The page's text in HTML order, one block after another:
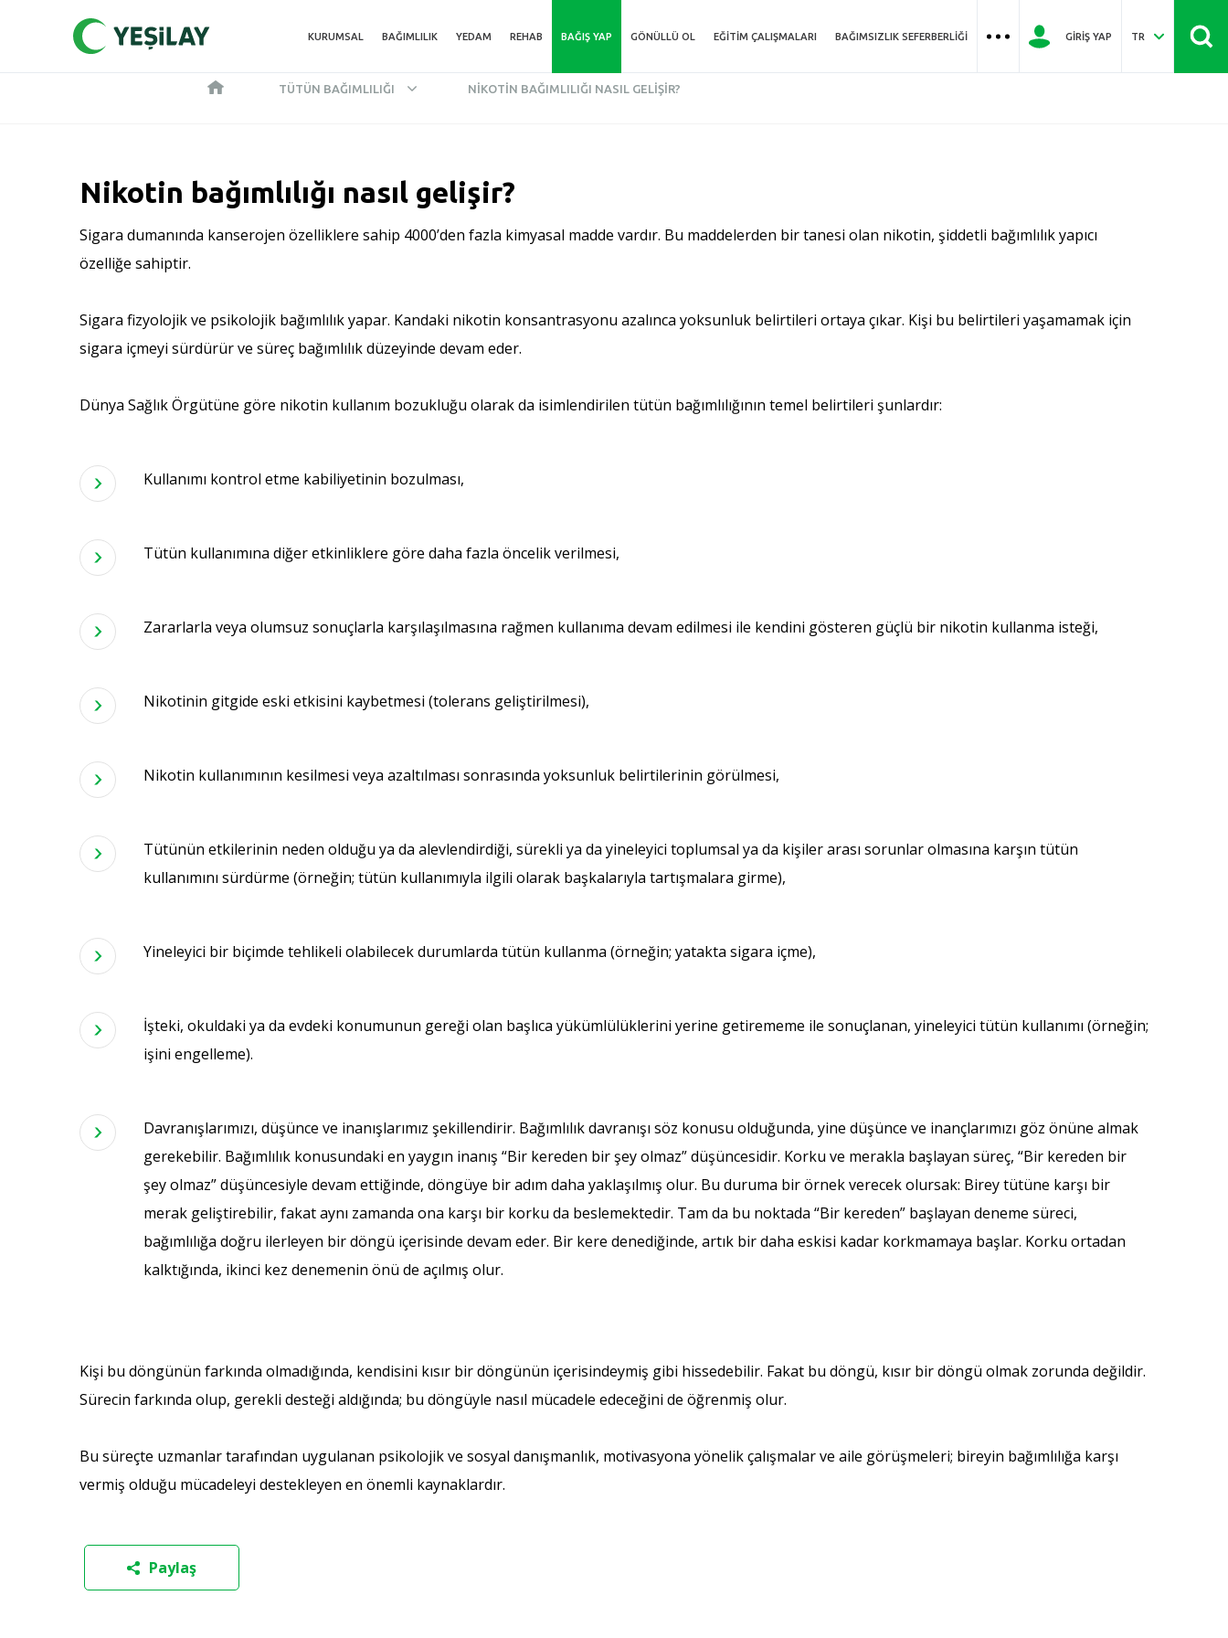
KURUMSAL BAĞIMLILIK YEDAM REHAB BAĞIŞ YAP GÖNÜLLÜ OL EĞITIM ÇALIŞMALARI BAĞIMSIZLIK SEFERBERLIĞI GIRIŞ YAP TR
TÜTÜN BAĞIMLILIĞI NIKOTIN BAĞIMLILIĞI NASIL GELIŞIR?
Nikotin bağımlılığı nasıl gelişir?
Sigara dumanında kanserojen özelliklere sahip 4000’den fazla kimyasal madde vardır. Bu maddelerden bir tanesi olan nikotin, şiddetli bağımlılık yapıcı
özelliğe sahiptir.
Sigara fizyolojik ve psikolojik bağımlılık yapar. Kandaki nikotin konsantrasyonu azalınca yoksunluk belirtileri ortaya çıkar. Kişi bu belirtileri yaşamamak için
sigara içmeyi sürdürür ve süreç bağımlılık düzeyinde devam eder.
Dünya Sağlık Örgütüne göre nikotin kullanım bozukluğu olarak da isimlendirilen tütün bağımlılığının temel belirtileri şunlardır:
Kullanımı kontrol etme kabiliyetinin bozulması,
Tütün kullanımına diğer etkinliklere göre daha fazla öncelik verilmesi,
Zararlarla veya olumsuz sonuçlarla karşılaşılmasına rağmen kullanıma devam edilmesi ile kendini gösteren güçlü bir nikotin kullanma isteği,
Nikotinin gitgide eski etkisini kaybetmesi (tolerans geliştirilmesi),
Nikotin kullanımının kesilmesi veya azaltılması sonrasında yoksunluk belirtilerinin görülmesi,
Tütünün etkilerinin neden olduğu ya da alevlendirdiği, sürekli ya da yineleyici toplumsal ya da kişiler arası sorunlar olmasına karşın tütün
kullanımını sürdürme (örneğin; tütün kullanımıyla ilgili olarak başkalarıyla tartışmalara girme),
Yineleyici bir biçimde tehlikeli olabilecek durumlarda tütün kullanma (örneğin; yatakta sigara içme),
İşteki, okuldaki ya da evdeki konumunun gereği olan başlıca yükümlülüklerini yerine getirememe ile sonuçlanan, yineleyici tütün kullanımı (örneğin;
işini engelleme).
Davranışlarımızı, düşünce ve inanışlarımız şekillendirir. Bağımlılık davranışı söz konusu olduğunda, yine düşünce ve inançlarımızı göz önüne almak
gerekebilir. Bağımlılık konusundaki en yaygın inanış “Bir kereden bir şey olmaz” düşüncesidir. Korku ve merakla başlayan süreç, “Bir kereden bir
şey olmaz” düşüncesiyle devam ettiğinde, döngüye bir adım daha yaklaşılmış olur. Bu duruma bir örnek verecek olursak: Birey tütüne karşı bir
merak geliştirebilir, fakat aynı zamanda ona karşı bir korku da beslemektedir. Tam da bu noktada “Bir kereden” başlayan deneme süreci,
bağımlılığa doğru ilerleyen bir döngü içerisinde devam eder. Bir kere denediğinde, artık bir daha eskisi kadar korkmamaya başlar. Korku ortadan
kalktığında, ikinci kez denemenin önü de açılmış olur.
Kişi bu döngünün farkında olmadığında, kendisini kısır bir döngünün içerisindeymiş gibi hissedebilir. Fakat bu döngü, kısır bir döngü olmak zorunda değildir.
Sürecin farkında olup, gerekli desteği aldığında; bu döngüyle nasıl mücadele edeceğini de öğrenmiş olur.
Bu süreçte uzmanlar tarafından uygulanan psikolojik ve sosyal danışmanlık, motivasyona yönelik çalışmalar ve aile görüşmeleri; bireyin bağımlılığa karşı
vermiş olduğu mücadeleyi destekleyen en önemli kaynaklardır.
Paylaş